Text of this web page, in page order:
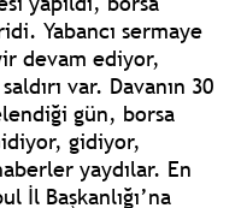
Yabancı sermaye
devam ediyor,
var. Davanın 30
gün, borsa
gidiyor,
yaydılar. En
İl Başkanlığı’na